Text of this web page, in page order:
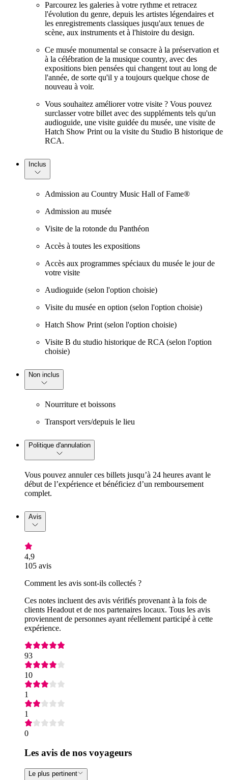
Parcourez les galeries à votre rythme et retracez
l'évolution du genre, depuis les artistes légendaires et
les enregistrements classiques jusqu'aux tenues de
scène, aux instruments et à l'histoire du design.
Ce musée monumental se consacre à la préservation et
à la célébration de la musique country, avec des
expositions bien pensées qui changent tout au long de
l'année, de sorte qu'il y a toujours quelque chose de
nouveau à voir.
Vous souhaitez améliorer votre visite ? Vous pouvez
surclasser votre billet avec des suppléments tels qu'un
audioguide, une visite guidée du musée, une visite de
Hatch Show Print ou la visite du Studio B historique de
RCA.
Inclus
Admission au Country Music Hall of Fame®
Admission au musée
Visite de la rotonde du Panthéon
Accès à toutes les expositions
Accès aux programmes spéciaux du musée le jour de
votre visite
Audioguide (selon l'option choisie)
Visite du musée en option (selon l'option choisie)
Hatch Show Print (selon l'option choisie)
Visite B du studio historique de RCA (selon l'option
choisie)
Non inclus
Nourriture et boissons
Transport vers/depuis le lieu
Politique d'annulation
Vous pouvez annuler ces billets jusqu’à 24 heures avant le
début de l’expérience et bénéficiez d’un remboursement
complet.
Avis
4,9
105 avis
Comment les avis sont-ils collectés ?
Ces notes incluent des avis vérifiés provenant à la fois de
clients Headout et de nos partenaires locaux. Tous les avis
proviennent de personnes ayant réellement participé à cette
expérience.
93
10
1
1
0
Les avis de nos voyageurs
Le plus pertinent